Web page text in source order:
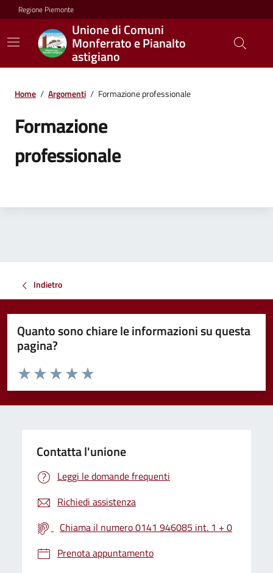
Regione Piemonte
Unione di Comuni
Monferrato e Pianalto
astigiano
Home / Argomenti / Formazione professionale
Formazione
professionale
Indietro
Quanto sono chiare le informazioni su questa
pagina?
Valuta da 1 a 5 stelle la pagina
Valuta 5 stelle su 5
Valuta 4 stelle su 5
Valuta 3 stelle su 5
Valuta 2 stelle su 5
Valuta 1 stelle su 5
Contatta l'unione
Leggi le domande frequenti
Richiedi assistenza
Chiama il numero 0141 946085 int. 1 + 0
Prenota appuntamento